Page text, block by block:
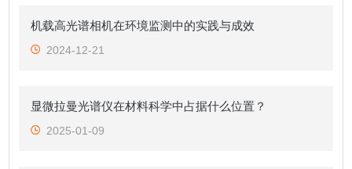
机载高光谱相机在环境监测中的实践与成效
2024-12-21
显微拉曼光谱仪在材料科学中占据什么位置？
2025-01-09